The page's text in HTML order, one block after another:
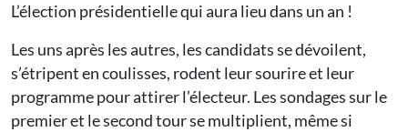
L’élection présidentielle qui aura lieu dans un an !
Les uns après les autres, les candidats se dévoilent,
s’étripent en coulisses, rodent leur sourire et leur
programme pour attirer l’électeur. Les sondages sur le
premier et le second tour se multiplient, même si